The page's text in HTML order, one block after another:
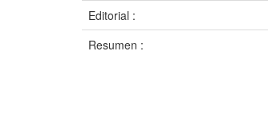
Editorial :
Resumen :